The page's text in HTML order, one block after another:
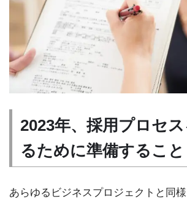
2023年、採用プロセ
るために準備すること
あらゆるビジネスプロジェクトと同